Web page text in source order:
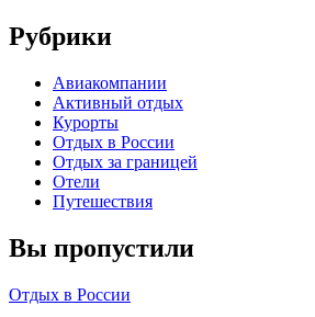
Рубрики
Авиакомпании
Активный отдых
Курорты
Отдых в России
Отдых за границей
Отели
Путешествия
Вы пропустили
Отдых в России